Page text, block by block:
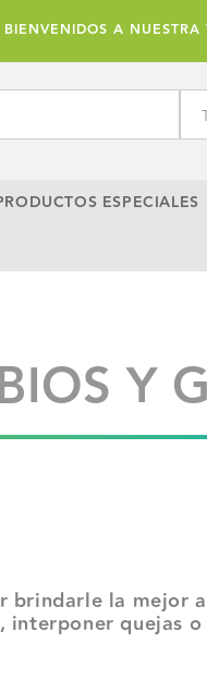
BIENVENIDOS A
ESPECIALES
Y
brindarle la mejor
quejas